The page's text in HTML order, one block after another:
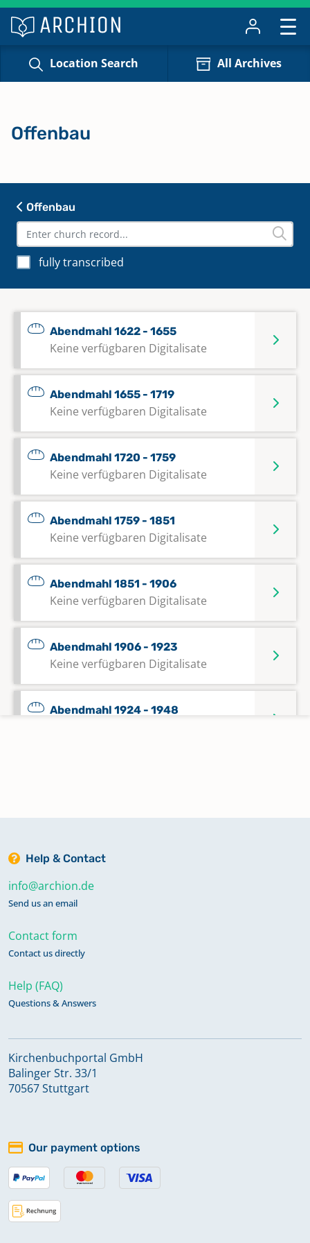
Location Search All Archives
Offenbau
fully transcribed
Abendmahl 1622 - 1655
Keine verfügbaren Digitalisate
Abendmahl 1655 - 1719
Keine verfügbaren Digitalisate
Abendmahl 1720 - 1759
Keine verfügbaren Digitalisate
Abendmahl 1759 - 1851
Keine verfügbaren Digitalisate
Abendmahl 1851 - 1906
Keine verfügbaren Digitalisate
Abendmahl 1906 - 1923
Keine verfügbaren Digitalisate
Abendmahl 1924 - 1948
Keine verfügbaren Digitalisate
Alphabetisches Register zu Taufen
Alphabetisches Register zu Taufen
Bestattungen 1830 - 1900
Alphabetisches Register zu Taufen
1900 - 1962; Trauungen 1900 - 1962;
Bestattungen 1900 - 1962
Keine verfügbaren Digitalisate
1873
Bestattungen 1874 - 1926
Offenbau
Help & Contact
info@archion.de
Send us an email
Contact form
Contact us directly
Help (FAQ)
Questions & Answers
Kirchenbuchportal GmbH
Balinger Str. 33/1
70567 Stuttgart
Our payment options